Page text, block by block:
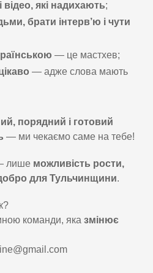
відео, які надихають;
брати інтерв’ю і чути
— це мастхев;
— адже слова мають
порядний і готовий
— ми чекаємо саме на тебе!
лише можливість рости,
для Тульчинщини.
команди, яка змінює